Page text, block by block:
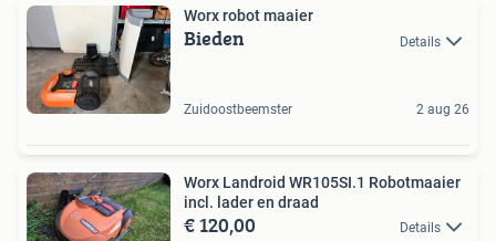
Worx robot maaier
Bieden Details
Zuidoostbeemster 2 aug 26
Worx Landroid WR105SI.1 Robotmaaier
incl. lader en draad
€ 120,00 Details